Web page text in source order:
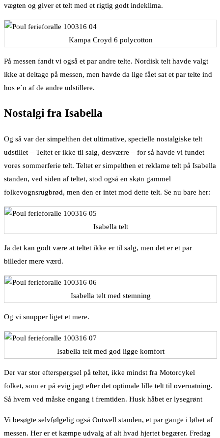
vægten og giver et telt med et rigtig godt indeklima.
Kampa Croyd 6 polycotton
På messen fandt vi også et par andre telte. Nordisk telt havde valgt
ikke at deltage på messen, men havde da lige fået sat et par telte ind
hos e´n af de andre udstillere.
Nostalgi fra Isabella
Og så var der simpelthen det ultimative, specielle nostalgiske telt
udstillet – Teltet er ikke til salg, desværre – for så havde vi fundet
vores sommerferie telt. Teltet er simpelthen et reklame telt på Isabella
standen, ved siden af teltet, stod også en skøn gammel
folkevognsrugbrød, men den er intet mod dette telt. Se nu bare her:
Isabella telt
Ja det kan godt være at teltet ikke er til salg, men det er et par
billeder mere værd.
Isabella telt med stemning
Og vi snupper liget et mere.
Isabella telt med god ligge komfort
Der var stor efterspørgsel på teltet, ikke mindst fra Motorcykel
folket, som er på evig jagt efter det optimale lille telt til overnatning.
Så hvem ved måske engang i fremtiden. Husk håbet er lysegrønt
Vi besøgte selvfølgelig også Outwell standen, et par gange i løbet af
messen. Her er et kæmpe udvalg af alt hvad hjertet begærer. Fredag